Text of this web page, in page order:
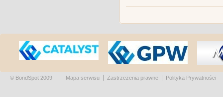
© BondSpot 2009 Mapa serwisu Zastrzeżenia prawne Polityka Prywatności